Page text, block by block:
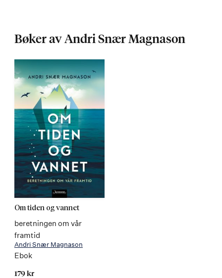
Bøker av Andri Snær Magnason
Om tiden og vannet
beretningen om vår
framtid
Andri Snær Magnason
Ebok
179 kr